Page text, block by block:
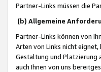
Partner-Links müssen die
(b) Allgemeine
Partner-Links können von
Arten von Links nicht
Gestaltung und Platzierung
auch Ihnen von uns